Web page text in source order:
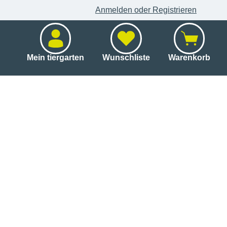
Anmelden oder Registrieren
Mein tiergarten Wunschliste Warenkorb